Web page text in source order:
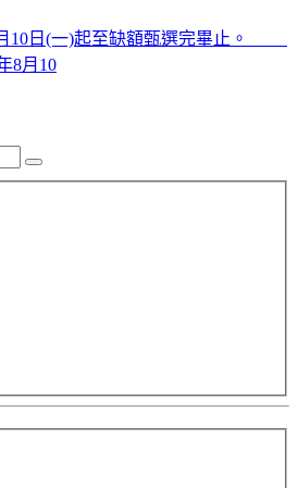
10日(一)起至缺額甄選完畢止。
8月10